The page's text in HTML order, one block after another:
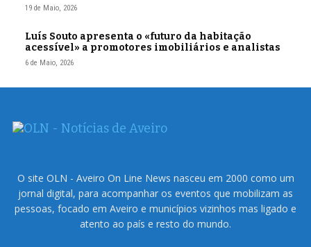
19 de Maio, 2026
Luís Souto apresenta o «futuro da habitação
acessível» a promotores imobiliários e analistas
6 de Maio, 2026
O site OLN - Aveiro On Line News nasceu em 2000 como um
jornal digital, para acompanhar os eventos que mobilizam as
pessoas, focado em Aveiro e municípios vizinhos mas ligado e
atento ao país e resto do mundo.